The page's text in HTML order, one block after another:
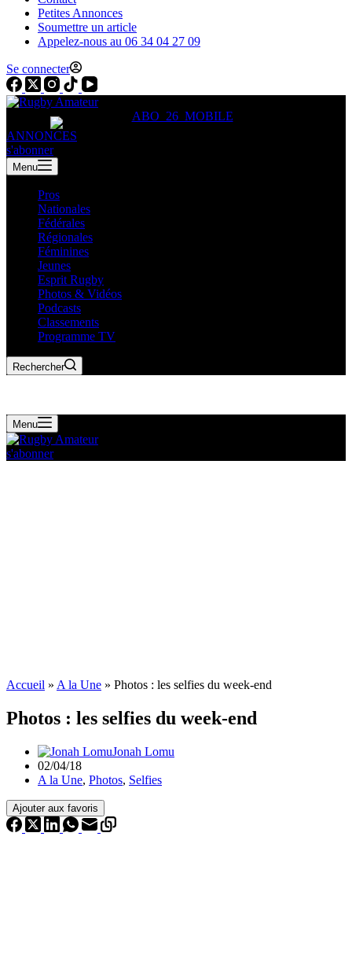
Petites Annonces
Soumettre un article
Appelez-nous au 06 34 04 27 09
Se connecter
ANNONCES
s'abonner
Menu
Pros
Nationales
Fédérales
Régionales
Féminines
Jeunes
Esprit Rugby
Photos & Vidéos
Podcasts
Classements
Programme TV
Rechercher
Menu
s'abonner
Accueil » A la Une » Photos : les selfies du week-end
Photos : les selfies du week-end
Jonah Lomu
02/04/18
A la Une, Photos, Selfies
Ajouter aux favoris